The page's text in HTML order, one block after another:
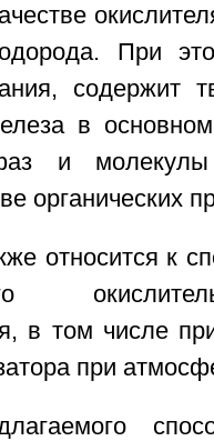
При
содержит
в
фаз и
органических
относится к
в том числе
при